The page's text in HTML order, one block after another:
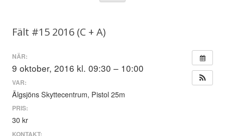
Fält #15 2016 (C + A)
NÄR:
9 oktober, 2016 kl. 09:30 – 10:00
VAR:
Älgsjöns Skyttecentrum, Pistol 25m
PRIS:
30 kr
KONTAKT: